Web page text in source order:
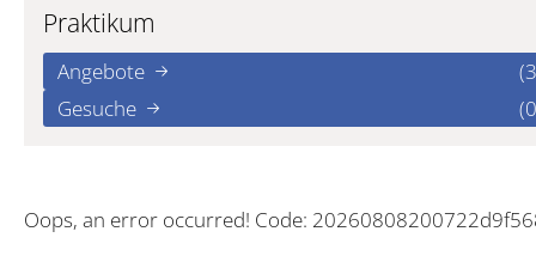
Praktikum
Angebote
Gesuche
Oops, an error occurred! Code: